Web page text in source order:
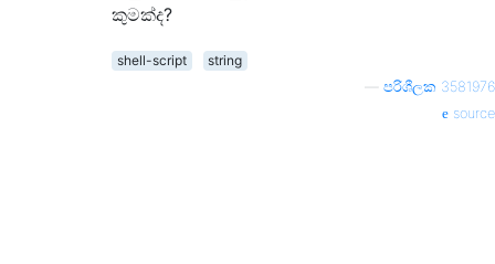
කුමක්ද?
shell-script
string
පරිශීලක 3581976
source